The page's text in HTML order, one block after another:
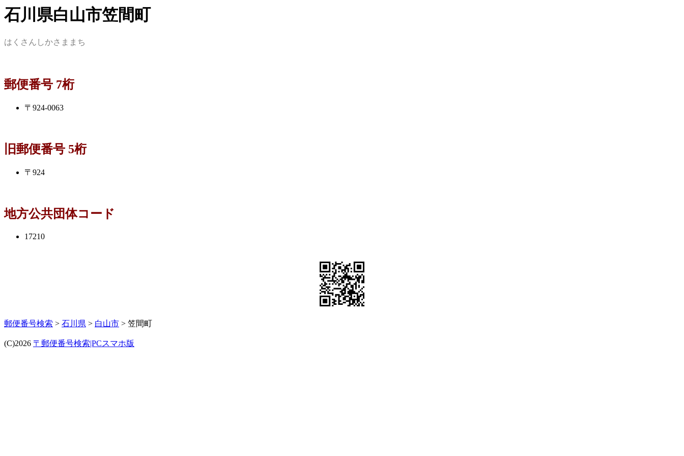
石川県白山市笠間町
はくさんしかさままち
郵便番号 7桁
〒924-0063
旧郵便番号 5桁
〒924
地方公共団体コード
17210
郵便番号検索 > 石川県 > 白山市 > 笠間町
(C)2026 〒郵便番号検索|PCスマホ版